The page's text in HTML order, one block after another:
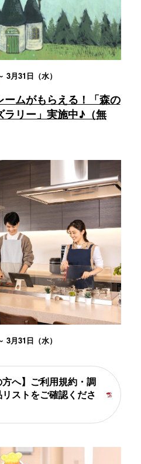
3月31日（水）
ムがもらえる！「森の
リー」実施中♪（無
3月31日（水）
方へ】ご利用規約・調
ストをご確認くださ